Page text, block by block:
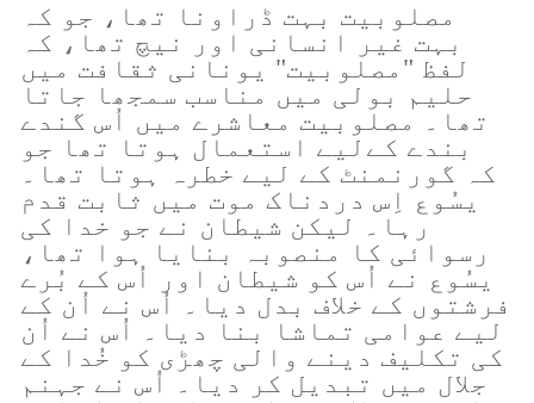
مصلوبیت بہت ڈراونا تھا، جو کہ
بہت غیر انسانی اور نیچ تھا، کہ
لفظ "مصلوبیت" یونانی ثقافت میں
حلیم بولی میں مناسب سمجھا جاتا
تھا۔ مصلوبیت معاشرے میں اُس گندے
بندے کےلیے استعمال ہوتا تھا جو
کہ گورنمنٹ کے لیے خطرہ ہوتا تھا۔
یسُوع اِس دردناک موت میں ثابت قدم
رہا۔ لیکن شیطان نے جو خدا کی
رسوائی کا منصوبہ بنایا ہوا تھا،
یسُوع نے اُس کو شیطان اور اُس کے بُرے
فرشتوں کے خلاف بدل دیا۔ اُس نے اُن کے
لیے عوامی تماشا بنا دیا۔ اُس نے اُن
کی تکلیف دینے والی چھڑی کو خُدا کے
جلال میں تبدیل کر دیا۔ اُس نے جہنم